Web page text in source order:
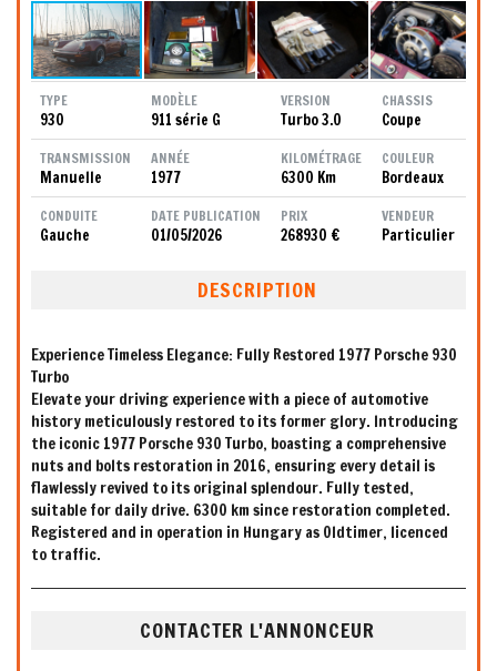
TYPE
930
MODÈLE
911 série G
VERSION
Turbo 3.0
CHASSIS
Coupe
TRANSMISSION
Manuelle
ANNÉE
1977
KILOMÉTRAGE
6300 Km
COULEUR
Bordeaux
CONDUITE
Gauche
DATE PUBLICATION
01/05/2026
PRIX
268930 €
VENDEUR
Particulier
DESCRIPTION
Experience Timeless Elegance: Fully Restored 1977 Porsche 930
Turbo
Elevate your driving experience with a piece of automotive
history meticulously restored to its former glory. Introducing
the iconic 1977 Porsche 930 Turbo, boasting a comprehensive
nuts and bolts restoration in 2016, ensuring every detail is
flawlessly revived to its original splendour. Fully tested,
suitable for daily drive. 6300 km since restoration completed.
Registered and in operation in Hungary as Oldtimer, licenced
to traffic.
CONTACTER L'ANNONCEUR